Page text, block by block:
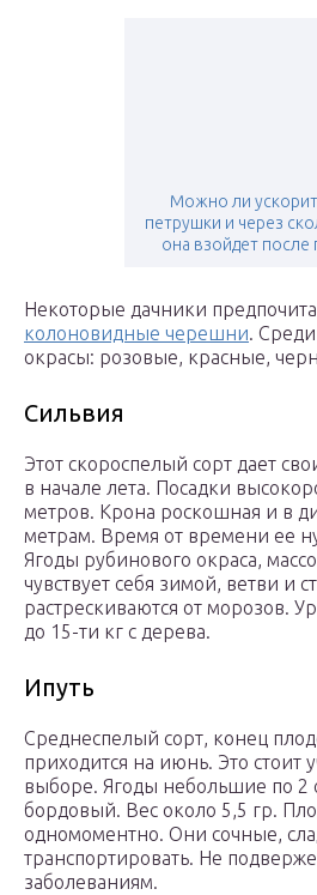
Можно ли
петрушки и через
она взойдет после
Некоторые дачники
колоновидные черешни.
окрасы: розовые, красные,
Сильвия
Этот скороспелый сорт дает
в начале лета. Посадки
метров. Крона роскошная и в
метрам. Время от времени ее
Ягоды рубинового окраса,
чувствует себя зимой, ветви и
растрескиваются от морозов.
до 15-ти кг с дерева.
Ипуть
Среднеспелый сорт, конец
приходится на июнь. Это стоит
выборе. Ягоды небольшие по 2
бордовый. Вес около 5,5 гр.
одномоментно. Они сочные,
транспортировать. Не
заболеваниям.